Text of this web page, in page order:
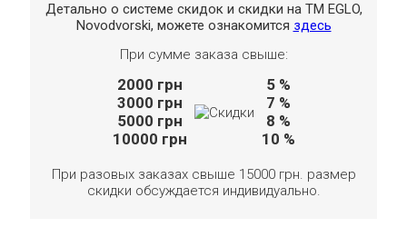
Детально о системе скидок и скидки на TM EGLO,
Novodvorski, можете ознакомится здесь
При сумме заказа свыше:
2000 грн
3000 грн
5000 грн
10000 грн
5 %
7 %
8 %
10 %
При разовых заказах свыше 15000 грн. размер
скидки обсуждается индивидуально.